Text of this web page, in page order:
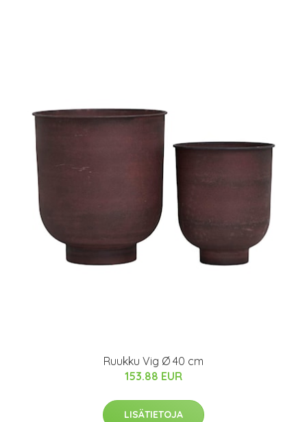
Ruukku Vig Ø 40 cm
153.88 EUR
LISÄTIETOJA